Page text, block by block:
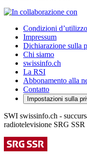
Condizioni d’utilizzo
Impressum
Dichiarazione sulla
Chi siamo
swissinfo.ch
La RSI
Abbonamento alla
Contatto
Impostazioni sulla
SWI swissinfo.ch -
radiotelevisione SRG SSR